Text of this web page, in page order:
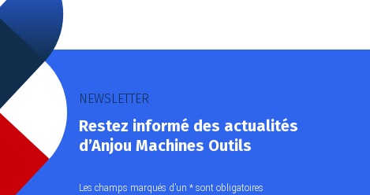
NEWSLETTER
Restez informé des actualités
d’Anjou Machines Outils
Les champs marqués d’un * sont obligatoires